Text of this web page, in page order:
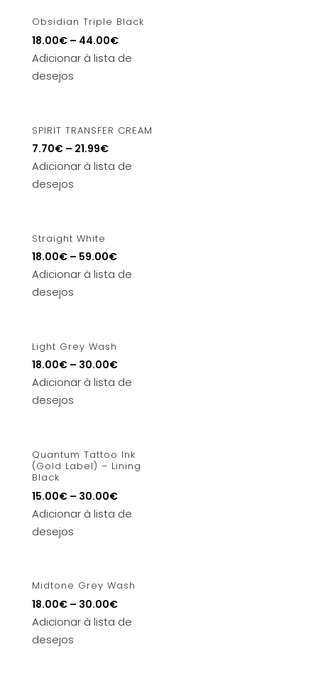
Obsidian Triple Black
18.00€– 44.00€
Adicionar à lista de
desejos
SPIRIT TRANSFER CREAM
7.70€– 21.99€
Adicionar à lista de
desejos
Straight White
18.00€– 59.00€
Adicionar à lista de
desejos
Light Grey Wash
18.00€– 30.00€
Adicionar à lista de
desejos
Quantum Tattoo Ink
(Gold Label) – Lining
Black
15.00€– 30.00€
Adicionar à lista de
desejos
Midtone Grey Wash
18.00€– 30.00€
Adicionar à lista de
desejos